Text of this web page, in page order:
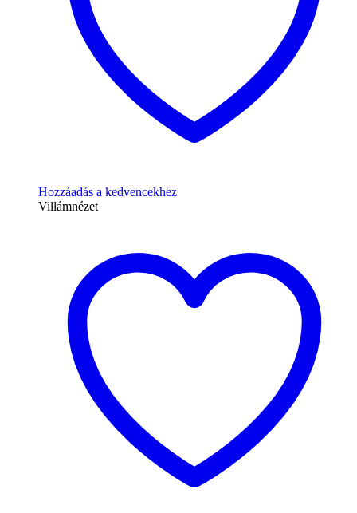
Hozzáadás a kedvencekhez
Villámnézet